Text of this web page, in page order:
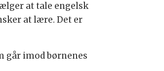
at tale engelsk
at lære. Det er
går imod børnenes